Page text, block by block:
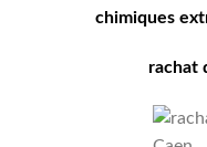
chimiques
rachat